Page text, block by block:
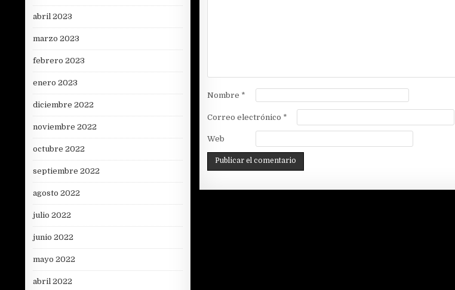
Nombre *
Correo electrónico *
Web
abril 2023
marzo 2023
febrero 2023
enero 2023
diciembre 2022
noviembre 2022
octubre 2022
septiembre 2022
agosto 2022
julio 2022
junio 2022
mayo 2022
abril 2022